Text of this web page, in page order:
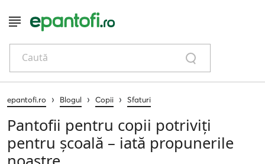
Caută
epantofi.ro › Blogul › Copii › Sfaturi
Pantofii pentru copii potriviți
pentru școală – iată propunerile